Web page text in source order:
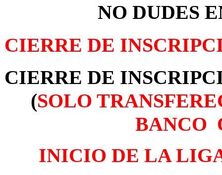
NO DUDES
CIERRE DE
CIERRE DE
(SOLO
BANCO
INICIO DE LA